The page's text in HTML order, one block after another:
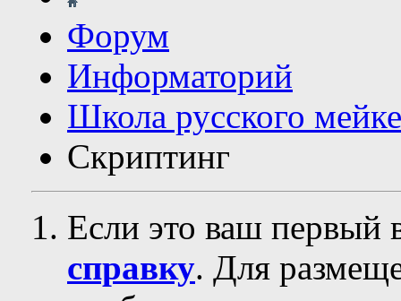
Форум
Информаторий
Школа русского
Скриптинг
Если это ваш первый
справку. Для